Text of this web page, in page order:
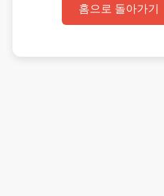
홈으로 돌아가기